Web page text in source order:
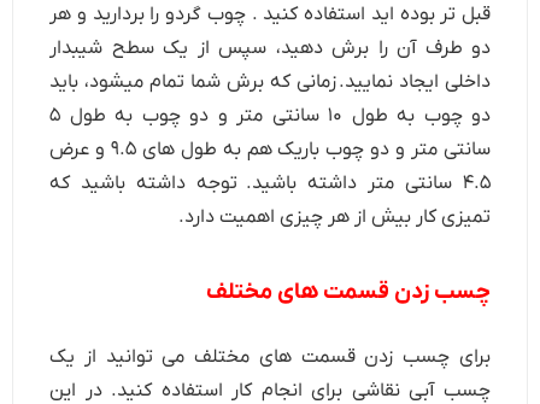
قبل تر بوده اید استفاده کنید . چوب گردو را بردارید و هر
دو طرف آن را برش دهید، سپس از یک سطح شیبدار
داخلی ایجاد نمایید. زمانی که برش شما تمام میشود، باید
دو چوب به طول ۱۰ سانتی متر و دو چوب به طول ۵
سانتی متر و دو چوب باریک هم به طول های ۹.۵ و عرض
۴.۵ سانتی متر داشته باشید. توجه داشته باشید که
تمیزی کار بیش از هر چیزی اهمیت دارد.
چسب زدن قسمت های مختلف
برای چسب زدن قسمت های مختلف می توانید از یک
چسب آبی نقاشی برای انجام کار استفاده کنید. در این